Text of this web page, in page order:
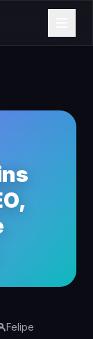
Felipe